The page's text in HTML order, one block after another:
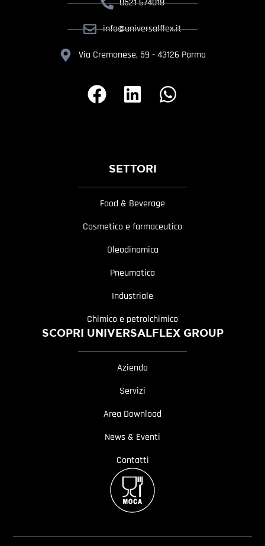
0521 674018
info@universalflex.it
Via Cremonese, 59 - 43126 Parma
SETTORI
Food & Beverage
Cosmetico e farmaceutico
Oleodinamica
Pneumatica
Industriale
Chimico e petrolchimico
SCOPRI UNIVERSALFLEX GROUP
Azienda
Servizi
Area Download
News & Eventi
Contatti